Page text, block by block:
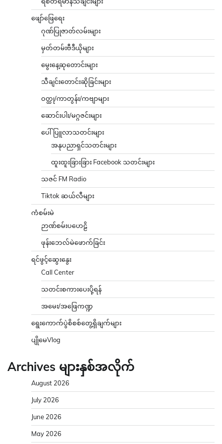
ဖျော်ဖြေရေး
ဂုဏ်ပြုဇာတ်လမ်းများ
မှတ်တမ်းဗီဒီယိုများ
မွေးနေ့ဆုတောင်းများ
သီချင်းတောင်းဆိုခြင်းများ
ဝတ္ထု/ကာတွန်း/ကဗျာများ
ဆောင်းပါး/မဂ္ဂဇင်းများ
ပေါ်ပြူလာသတင်းများ
အနုပညာရှင်သတင်းများ
ထူးထူးခြားခြား Facebook သတင်းများ
သဇင် FM Radio
Tiktok ဆယ်လီများ
ကံစမ်းမဲ
ဉာဏ်စမ်းပဟေဠိ
ဖုန်းဘေလ်မဲဖောက်ခြင်း
ရင်ဖွင့်ဆွေးနွေး
Call Center
သတင်းစကားပေးပို့ရန်
အမေး/အဖြေကဏ္ဍ
ရွေးကောက်ပွဲစိစစ်တွေ့ရှိချက်များ
ပျိုမေVlog
Archives များနှစ်အလိုက်
August 2026
July 2026
June 2026
May 2026